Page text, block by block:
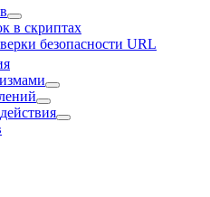
в скриптах
безопасности URL